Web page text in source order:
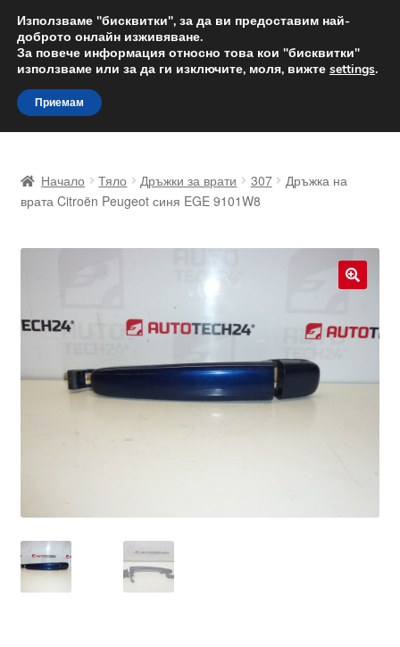
ДОСТАВКА от 12 лв.
Доставка по целия свят
Skip
to
navigation
Skip
to
content
Доставка по целия свят
Количка
Контакт
Правила и условия
Начало Тяло Дръжки за врати 307
Дръжка на
врата Citroën Peugeot синя EGE 9101W8
Използваме "бисквитки", за да ви предоставим най-
доброто онлайн изживяване.
За повече информация относно това кои "бисквитки"
използваме или за да ги изключите, моля, вижте settings.
Приемам